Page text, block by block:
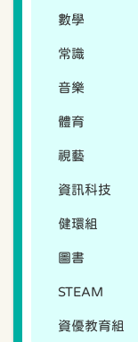
數學
常識
音樂
體育
視藝
資訊科技
健環組
圖書
STEAM
資優教育組